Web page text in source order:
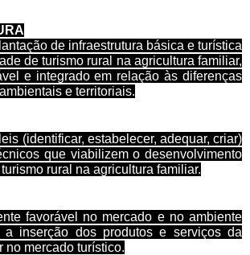
de infraestrutura básica e turística
de turismo rural na agricultura familiar,
e integrado em relação às diferenças
e territoriais.
(identificar, estabelecer, adequar, criar)
que viabilizem o desenvolvimento
rural na agricultura familiar.
favorável no mercado e no ambiente
a inserção dos produtos e serviços da
no mercado turístico.